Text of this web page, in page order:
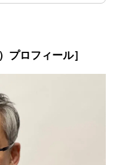
プロフィール］